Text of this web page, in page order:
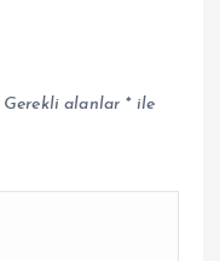
Gerekli alanlar *ile